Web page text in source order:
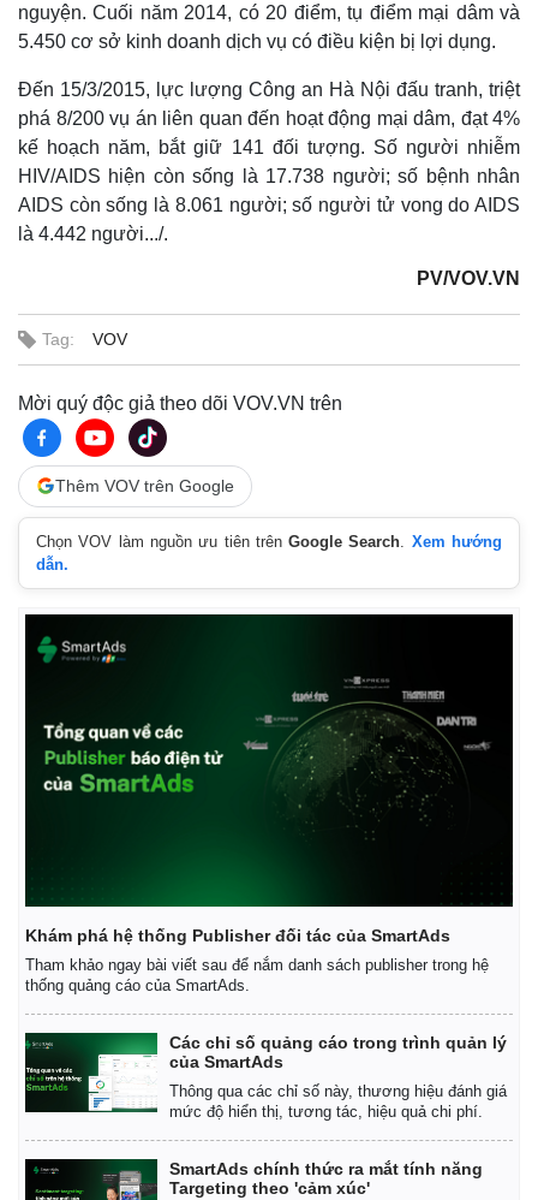
Thế giới
Quan sát
Cuộc sống đó đây
Hồ sơ
Video
Ảnh
Infographic
nguyện. Cuối năm 2014, có 20 điểm, tụ điểm mại dâm và
5.450 cơ sở kinh doanh dịch vụ có điều kiện bị lợi dụng.
Đến 15/3/2015, lực lượng Công an Hà Nội đấu tranh, triệt
phá 8/200 vụ án liên quan đến hoạt động mại dâm, đạt 4%
kế hoạch năm, bắt giữ 141 đối tượng. Số người nhiễm
HIV/AIDS hiện còn sống là 17.738 người; số bệnh nhân
AIDS còn sống là 8.061 người; số người tử vong do AIDS
là 4.442 người.../.
PV/VOV.VN
Tag: VOV
Mời quý độc giả theo dõi VOV.VN trên
Thêm VOV trên Google
Chọn VOV làm nguồn ưu tiên trênGoogle Search
Xem hướng
dẫn.
Khám phá hệ thống Publisher đối tác của SmartAds
Tham khảo ngay bài viết sau để nắm danh sách publisher trong hệ
thống quảng cáo của SmartAds.
Các chỉ số quảng cáo trong trình quản lý
của SmartAds
Thông qua các chỉ số này, thương hiệu đánh giá
mức độ hiển thị, tương tác, hiệu quả chi phí.
SmartAds chính thức ra mắt tính năng
Targeting theo 'cảm xúc'